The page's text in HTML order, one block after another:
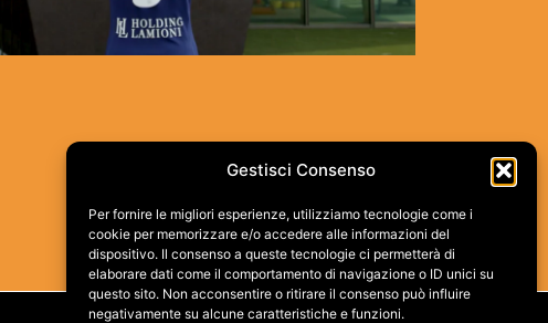
Gestisci Consenso
Per fornire le migliori esperienze, utilizziamo tecnologie come i
cookie per memorizzare e/o accedere alle informazioni del
dispositivo. Il consenso a queste tecnologie ci permetterà di
elaborare dati come il comportamento di navigazione o ID unici su
questo sito. Non acconsentire o ritirare il consenso può influire
negativamente su alcune caratteristiche e funzioni.